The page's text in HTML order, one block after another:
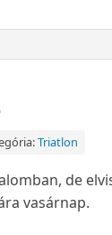
Triatlon
de
vasárnap.